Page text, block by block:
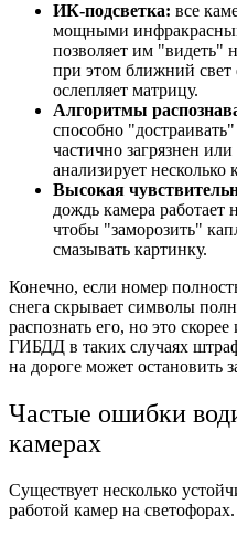
ИК-подсветка: все
мощными
позволяет им "видеть"
при этом ближний свет
ослепляет матрицу.
Алгоритмы
способно
частично загрязнен
анализирует
Высокая
дождь камера работает
чтобы "заморозить"
смазывать картинку.
Конечно, если номер
снега скрывает символы
распознать его, но это
ГИБДД в таких случаях
на дороге может остановить
Частые ошибки
камерах
Существует несколько
работой камер на светофорах.